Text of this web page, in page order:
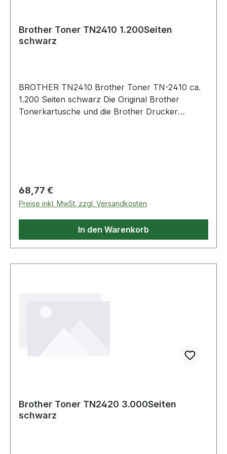
Brother Toner TN2410 1.200Seiten
schwarz
BROTHER TN2410 Brother Toner TN-2410 ca.
1.200 Seiten schwarz Die Original Brother
Tonerkartusche und die Brother Drucker
Regulärer Preis:
68,77 €
Preise inkl. MwSt. zzgl. Versandkosten
In den Warenkorb
Brother Toner TN2420 3.000Seiten
schwarz